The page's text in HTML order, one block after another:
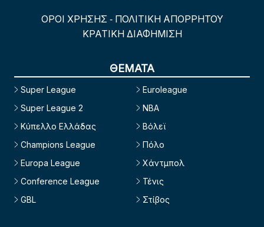
ΟΡΟΙ ΧΡΗΣΗΣ - ΠΟΛΙΤΙΚΗ ΑΠΟΡΡΗΤΟΥ
ΚΡΑΤΙΚΗ ΔΙΑΦΗΜΙΣΗ
ΘΕΜΑΤΑ
Super League
Super League 2
Κύπελλο Ελλάδας
Champions League
Europa League
Conference League
GBL
Euroleague
NBA
Βόλεϊ
Πόλο
Χάντμπολ
Τένις
Στίβος